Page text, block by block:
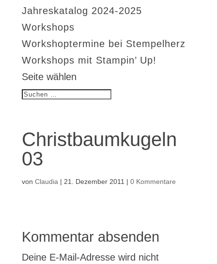
Jahreskatalog 2024-2025
Workshops
Workshoptermine bei Stempelherz
Workshops mit Stampin’ Up!
Seite wählen
Christbaumkugeln
03
von Claudia | 21. Dezember 2011 | 0 Kommentare
Kommentar absenden
Deine E-Mail-Adresse wird nicht